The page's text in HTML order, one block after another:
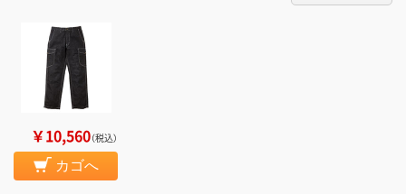
￥10,560（税込）
カゴへ